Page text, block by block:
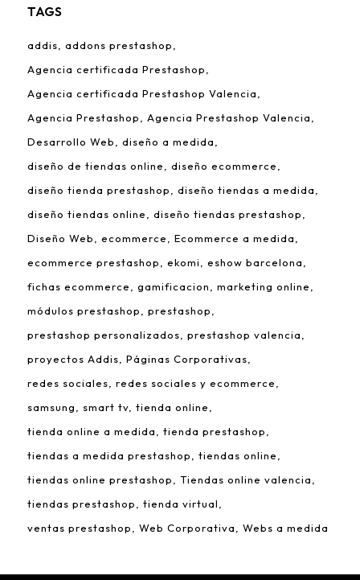
TAGS
addis
addons prestashop
Agencia certificada Prestashop
Agencia certificada Prestashop Valencia
Agencia Prestashop
Agencia Prestashop Valencia
Desarrollo Web
diseño a medida
diseño de tiendas online
diseño ecommerce
diseño tienda prestashop
diseño tiendas a medida
diseño tiendas online
diseño tiendas prestashop
Diseño Web
ecommerce
Ecommerce a medida
ecommerce prestashop
ekomi
eshow barcelona
fichas ecommerce
gamificacion
marketing online
módulos prestashop
prestashop
prestashop personalizados
prestashop valencia
proyectos Addis
Páginas Corporativas
redes sociales
redes sociales y ecommerce
samsung
smart tv tienda online
tienda online a medida
tienda prestashop
tiendas a medida prestashop
tiendas online
tiendas online prestashop
Tiendas online valencia
tiendas prestashop
tienda virtual
ventas prestashop
Web Corporativa Webs a medida